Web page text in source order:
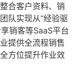
合客户资料、销
队实现从“经验驱
销客等SaaS平台
提供全流程销售
方位提升作业效